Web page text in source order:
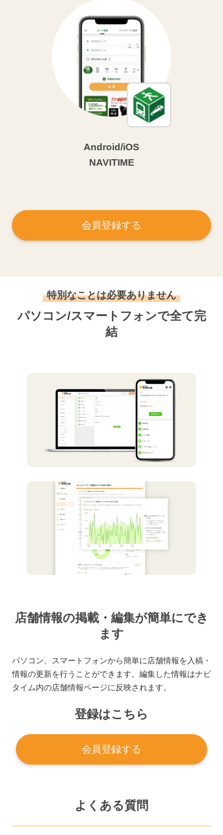
Android/iOS
NAVITIME
会員登録する
特別なことは必要ありません
パソコン/スマートフォンで全て完
結
店舗情報の掲載・編集が簡単にでき
ます
パソコン、スマートフォンから簡単に店舗情報を入稿・
情報の更新を行うことができます。編集した情報はナビ
タイム内の店舗情報ページに反映されます。
登録はこちら
会員登録する
よくある質問